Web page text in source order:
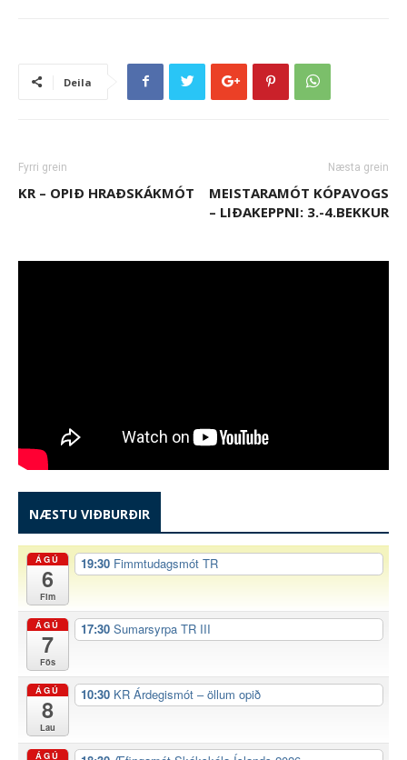
Deila
Fyrri grein
KR – OPIÐ HRAÐSKÁKMÓT
Næsta grein
MEISTARAMÓT KÓPAVOGS
– LIÐAKEPPNI: 3.-4.BEKKUR
NÆSTU VIÐBURÐIR
ÁGÚ
6
Fim
19:30 Fimmtudagsmót TR
ÁGÚ
7
Fös
17:30 Sumarsyrpa TR III
ÁGÚ
8
Lau
10:30 KR Árdegismót – öllum opið
ÁGÚ